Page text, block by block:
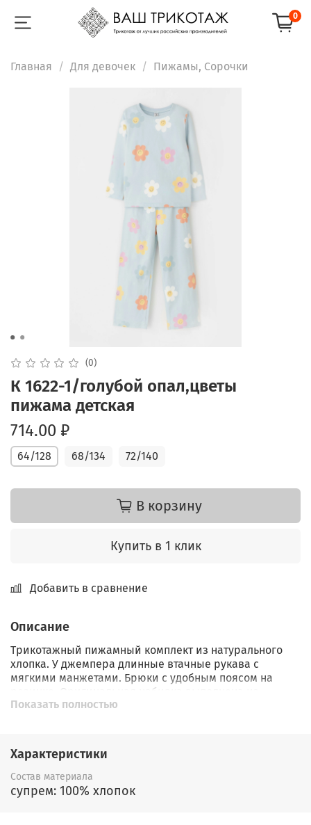
0
Главная Для девочек Пижамы, Сорочки
(0)
К 1622-1/голубой опал,цветы
пижама детская
714.00 ₽
64/128 68/134 72/140
В корзину
Купить в 1 клик
Добавить в сравнение
Описание
Трикотажный пижамный комплект из натурального
хлопка. У джемпера длинные втачные рукава с
мягкими манжетами. Брюки с удобным поясом на
резинке. Оригинальная набивка выполнена из
стойких, гипоаллергенных текстильных красителей.
ЭкоТекс.
Показать полностью
Характеристики
Состав материала
супрем: 100% хлопок